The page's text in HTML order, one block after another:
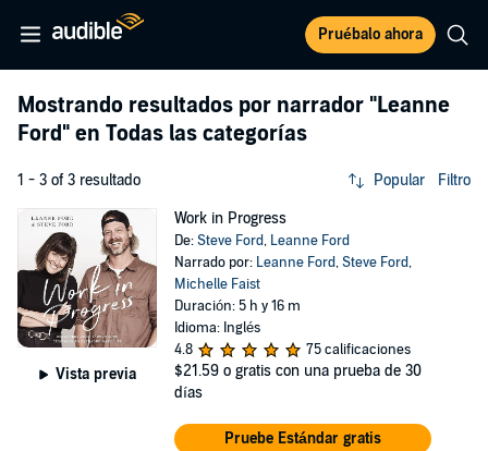
Pruébalo ahora
Mostrando resultados por narrador "Leanne
Ford" en Todas las categorías
1 - 3 of 3 resultado Popular Filtro
Vista previa
Work in Progress
De:Steve Ford, Leanne Ford
Narrado por: Leanne Ford,Steve Ford,
Michelle Faist
Duración: 5 h y 16 m
Idioma: Inglés
4.8
75 calificaciones
$21.59 o gratis con una prueba de 30
días
Pruebe Estándar gratis